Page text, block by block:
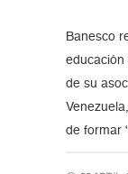
Banesco
educación
de su
de formar